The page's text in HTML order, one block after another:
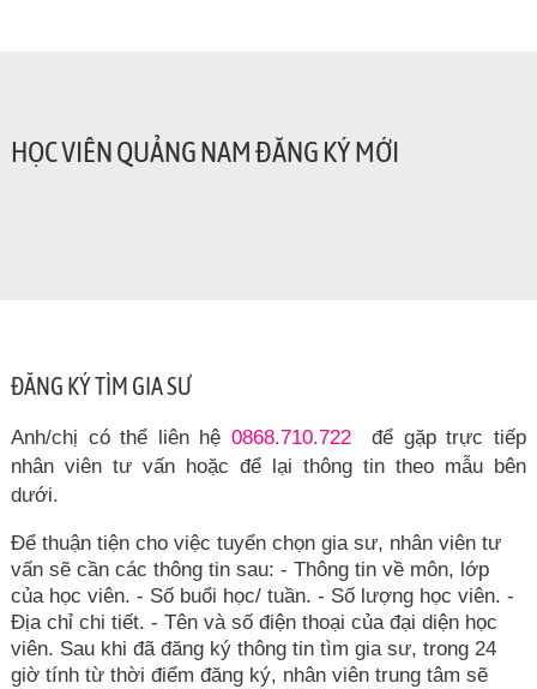
HỌC VIÊN QUẢNG NAM ĐĂNG KÝ MỚI
ĐĂNG KÝ TÌM GIA SƯ
Anh/chị có thể liên hệ 0868.710.722
để gặp trực tiếp
nhân viên tư vấn hoặc để lại thông tin theo mẫu bên
dưới.
Để thuận tiện cho việc tuyển chọn gia sư, nhân viên tư
vấn sẽ cần các thông tin sau: - Thông tin về môn, lớp
của học viên. - Số buổi học/ tuần. - Số lượng học viên. -
Địa chỉ chi tiết. - Tên và số điện thoại của đại diện học
viên. Sau khi đã đăng ký thông tin tìm gia sư, trong 24
giờ tính từ thời điểm đăng ký, nhân viên trung tâm sẽ